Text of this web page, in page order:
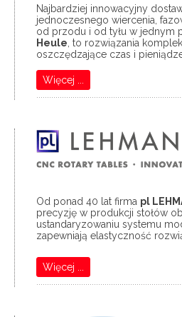
Najbardziej innowacyjny
jednoczesnego wiercenia,
od przodu i od tyłu w jednym
Heule , to rozwiązania
oszczędzające czas i
Więcej ...
Od ponad 40 lat firma pl
precyzję w produkcji stołów
ustandaryzowaniu systemu
zapewniają elastyczność
Więcej ...